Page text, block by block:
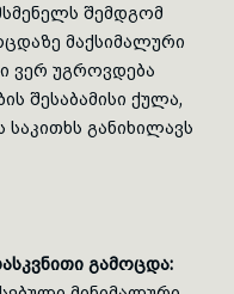
შემდგომ
მაქსიმალური
ვერ უგროვდება
შესაბამისი ქულა,
განიხილავს
გა­მოც­და: